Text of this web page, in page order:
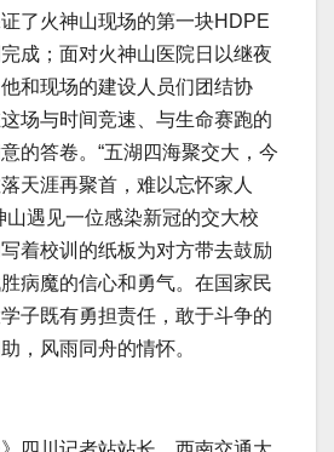
了火神山现场的第一块HDPE
成；面对火神山医院日以继夜
和现场的建设人员们团结协
场与时间竞速、与生命赛跑的
的答卷。“五湖四海聚交大，今
天涯再聚首，难以忘怀家人
山遇见一位感染新冠的交大校
着校训的纸板为对方带去鼓励
病魔的信心和勇气。在国家民
子既有勇担责任，敢于斗争的
，风雨同舟的情怀。